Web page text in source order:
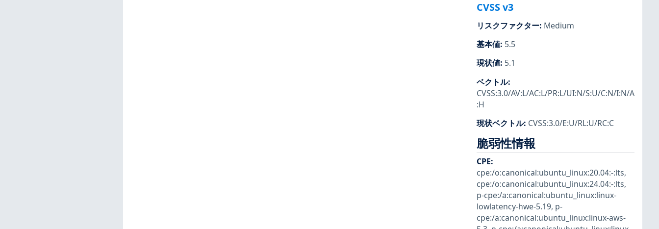
CVSS v3
リスクファクター: Medium
基本値: 5.5
現状値: 5.1
ベクトル:
CVSS:3.0/AV:L/AC:L/PR:L/UI:N/S:U/C:N/I:N/A
:H
現状ベクトル: CVSS:3.0/E:U/RL:U/RC:C
脆弱性情報
CPE:
cpe:/o:canonical:ubuntu_linux:20.04:-:lts,
cpe:/o:canonical:ubuntu_linux:24.04:-:lts,
p-cpe:/a:canonical:ubuntu_linux:linux-
lowlatency-hwe-5.19, p-
cpe:/a:canonical:ubuntu_linux:linux-aws-